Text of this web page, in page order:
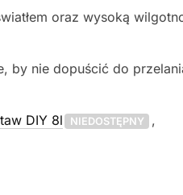
oraz wysoką
by nie dopuścić do
DIY 8l NIEDOSTĘPNY
,